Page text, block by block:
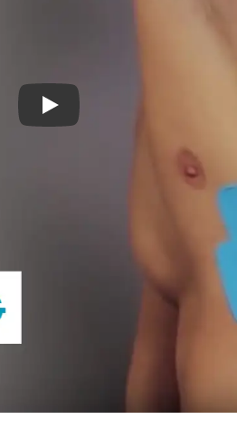
Kinesiologie Tape -